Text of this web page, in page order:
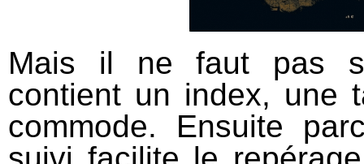
Mais il ne faut pas
contient un index, une
commode. Ensuite